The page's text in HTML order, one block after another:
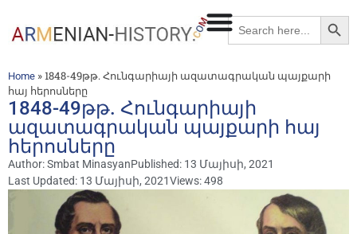
Search
for:
Home »1848-49թթ. Հունգարիայի ազատագրական պայքարի
հայ հերոսները
1848-49թթ. Հունգարիայի
ազատագրական պայքարի հայ
հերոսները
Author:Smbat MinasyanPublished: 13 Մայիսի, 2021
Last Updated: 13 Մայիսի, 2021Views: 498